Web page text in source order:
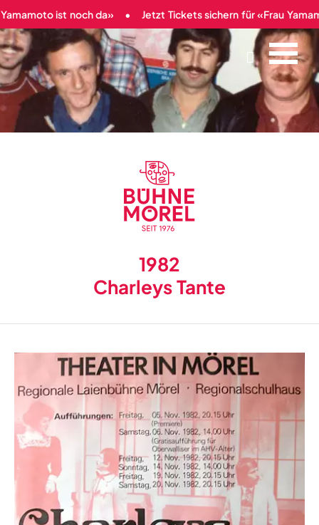
ist noch da» Jetzt Tickets sichern für «Frau Yamamoto

1982
Charleys Tante